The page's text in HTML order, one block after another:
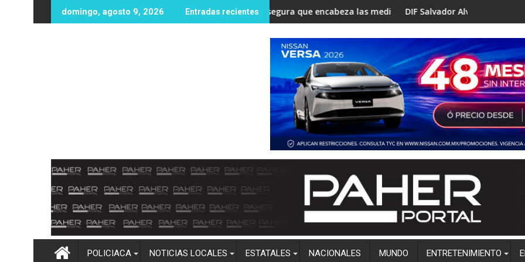
al
domingo, agosto 9, 2026 Entradas recientes
hasta la cintura! Más de 100 mm de lluvia inundan Elota y obligan a evacuar familias
Imelda Castro asegura que encabeza las mediciones rumbo a la coordinación estatal de
DIF Salvador Alvarado lleva podología
POLICIACA NOTICIAS LOCALES ESTATALES NACIONALES MUNDO ENTRETENIMIENTO